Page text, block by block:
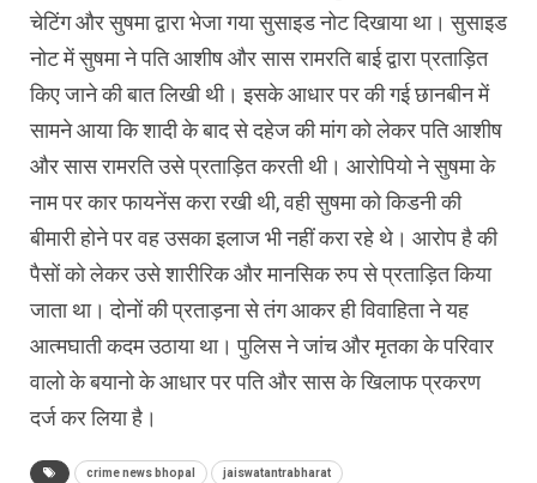
चेटिंग और सुषमा द्वारा भेजा गया सुसाइड नोट दिखाया था। सुसाइड
नोट में सुषमा ने पति आशीष और सास रामरति बाई द्वारा प्रताड़ित
किए जाने की बात लिखी थी। इसके आधार पर की गई छानबीन में
सामने आया कि शादी के बाद से दहेज की मांग को लेकर पति आशीष
और सास रामरति उसे प्रताड़ित करती थी। आरोपियो ने सुषमा के
नाम पर कार फायनेंस करा रखी थी, वही सुषमा को किडनी की
बीमारी होने पर वह उसका इलाज भी नहीं करा रहे थे। आरोप है की
पैसों को लेकर उसे शारीरिक और मानसिक रुप से प्रताड़ित किया
जाता था। दोनों की प्रताड़ना से तंग आकर ही विवाहिता ने यह
आत्मघाती कदम उठाया था। पुलिस ने जांच और मृतका के परिवार
वालो के बयानो के आधार पर पति और सास के खिलाफ प्रकरण
दर्ज कर लिया है।
crime news bhopal jaiswatantrabharat